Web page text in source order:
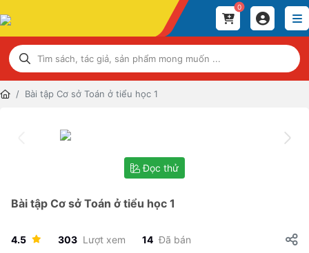
0
Bài tập Cơ sở Toán ở tiểu học 1
Đọc thử
Bài tập Cơ sở Toán ở tiểu học 1
4.5 303 Lượt xem 14 Đã bán